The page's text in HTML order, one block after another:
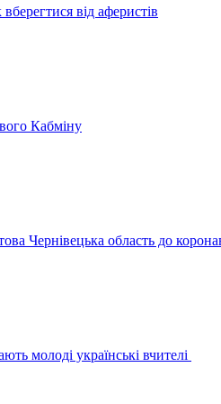
від аферистів
Кабміну
Чернівецька область до
молоді українські вчителі